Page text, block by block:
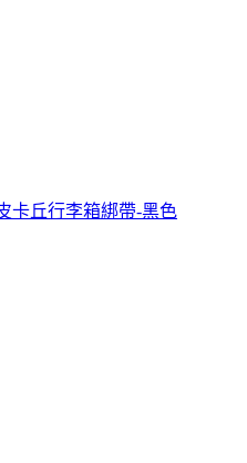
卡丘行李箱綁帶-黑色